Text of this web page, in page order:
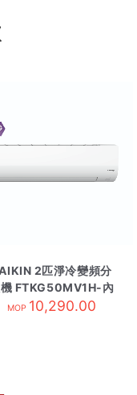
2匹淨冷變頻分
FTKG50MV1H-內
R32
MOP 10,290.00